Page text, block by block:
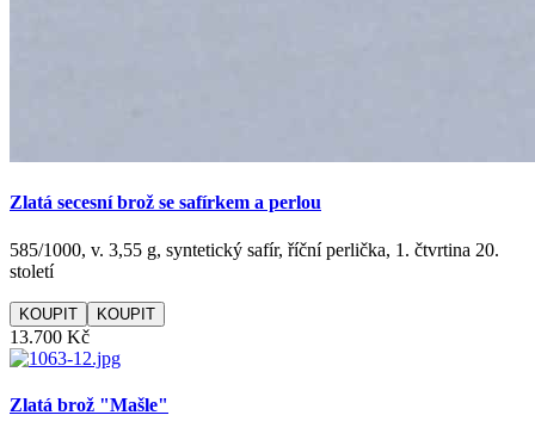
Zlatá secesní brož se safírkem a perlou
585/1000, v. 3,55 g, syntetický safír, říční perlička, 1. čtvrtina 20.
století
KOUPIT
13.700 Kč
Zlatá brož "Mašle"